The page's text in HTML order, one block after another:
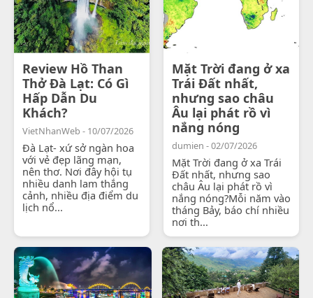
Review Hồ Than
Thở Đà Lạt: Có Gì
Hấp Dẫn Du
Khách?
VietNhanWeb - 10/07/2026
Đà Lạt- xứ sở ngàn hoa
với vẻ đẹp lãng mạn,
nên thơ. Nơi đây hội tụ
nhiều danh lam thắng
cảnh, nhiều địa điểm du
lịch nổ...
Mặt Trời đang ở xa
Trái Đất nhất,
nhưng sao châu
Âu lại phát rồ vì
nắng nóng
dumien - 02/07/2026
Mặt Trời đang ở xa Trái
Đất nhất, nhưng sao
châu Âu lại phát rồ vì
nắng nóng?Mỗi năm vào
tháng Bảy, báo chí nhiều
nơi th...